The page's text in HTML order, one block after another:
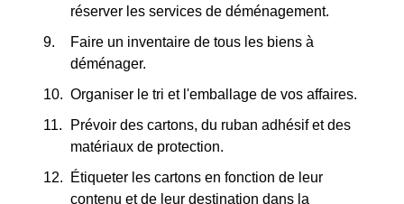
réserver les services de déménagement.
Faire un inventaire de tous les biens à
déménager.
Organiser le tri et l'emballage de vos affaires.
Prévoir des cartons, du ruban adhésif et des
matériaux de protection.
Étiqueter les cartons en fonction de leur
contenu et de leur destination dans la